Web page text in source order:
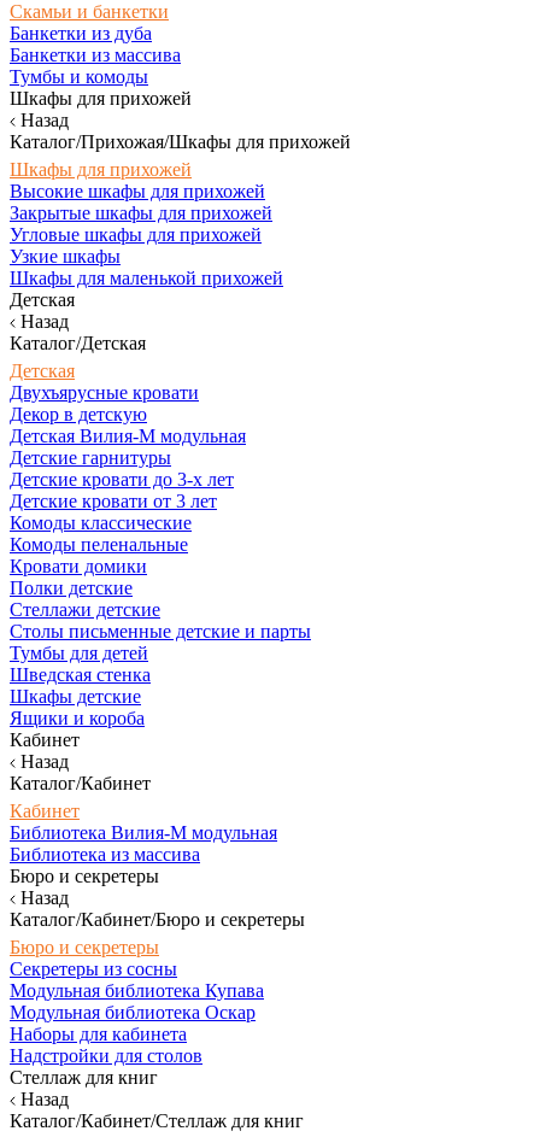
Скамьи и банкетки
Банкетки из дуба
Банкетки из массива
Тумбы и комоды
Шкафы для прихожей
Назад
Каталог/Прихожая/Шкафы для прихожей
Шкафы для прихожей
Высокие шкафы для прихожей
Закрытые шкафы для прихожей
Угловые шкафы для прихожей
Узкие шкафы
Шкафы для маленькой прихожей
Детская
Назад
Каталог/Детская
Детская
Двухъярусные кровати
Декор в детскую
Детская Вилия-М модульная
Детские гарнитуры
Детские кровати до 3-х лет
Детские кровати от 3 лет
Комоды классические
Комоды пеленальные
Кровати домики
Полки детские
Стеллажи детские
Столы письменные детские и парты
Тумбы для детей
Шведская стенка
Шкафы детские
Ящики и короба
Кабинет
Назад
Каталог/Кабинет
Кабинет
Библиотека Вилия-М модульная
Библиотека из массива
Бюро и секретеры
Назад
Каталог/Кабинет/Бюро и секретеры
Бюро и секретеры
Секретеры из сосны
Модульная библиотека Купава
Модульная библиотека Оскар
Наборы для кабинета
Надстройки для столов
Стеллаж для книг
Назад
Каталог/Кабинет/Стеллаж для книг